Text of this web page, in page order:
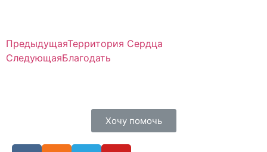
ПредыдущаяТерритория Сердца
СледующаяБлагодать
Хочу помочь